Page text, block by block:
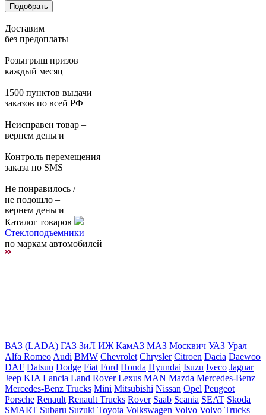
Подобрать
Доставим
без предоплаты
Розыгрыш призов
каждый месяц
1500 пунктов выдачи
заказов по всей РФ
Неисправен товар –
вернем деньги
Контроль перемещения
заказа по SMS
Не понравилось /
не подошло –
вернем деньги
Каталог товаров
Стеклоподъемники
по маркам автомобилей
ВАЗ (LADA) ГАЗ ЗиЛ ИЖ КамАЗ МАЗ Москвич УАЗ Урал
Alfa Romeo Audi BMW Chevrolet Chrysler Citroen Dacia Daewoo
DAF Datsun Dodge Fiat Ford Honda Hyundai Isuzu Iveco Jaguar
Jeep KIA Lancia Land Rover Lexus MAN Mazda Mercedes-Benz
Mercedes-Benz Trucks Mini Mitsubishi Nissan Opel Peugeot
Porsche Renault Renault Trucks Rover Saab Scania SEAT Skoda
SMART Subaru Suzuki Toyota Volkswagen Volvo Volvo Trucks